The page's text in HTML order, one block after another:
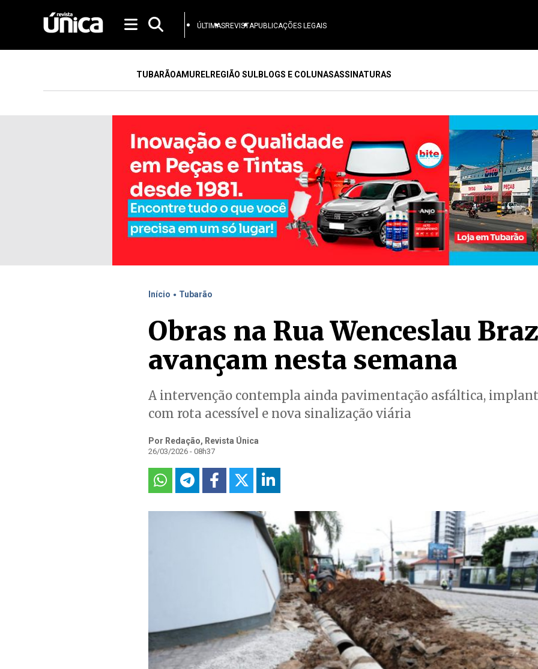
ÚLTIMASREVISTAPUBLICAÇÕES LEGAIS
TUBARÃOAMURELREGIÃO SULBLOGS E COLUNASASSINATURAS
Início . Tubarão
Obras na Rua Wenceslau Braz
avançam nesta semana
A intervenção contempla ainda pavimentação asfáltica,
com rota acessível e nova sinalização viária
Por Redação, Revista Única
26/03/2026 - 08h37